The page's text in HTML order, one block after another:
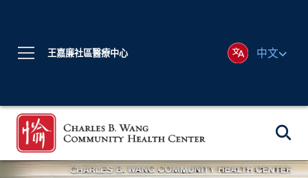
王嘉廉社區醫療中心 中文